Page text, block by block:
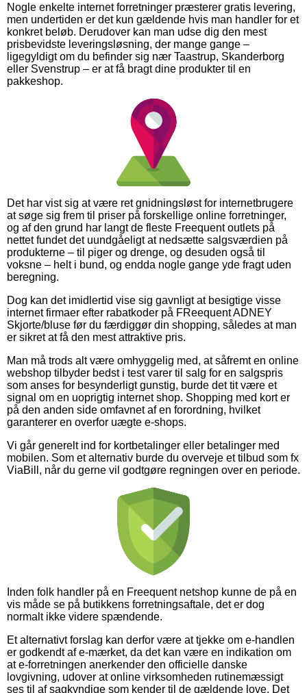
Nogle enkelte internet forretninger præsterer gratis levering,
men undertiden er det kun gældende hvis man handler for et
konkret beløb. Derudover kan man udse dig den mest
prisbevidste leveringsløsning, der mange gange –
ligegyldigt om du befinder sig nær Taastrup, Skanderborg
eller Svenstrup – er at få bragt dine produkter til en
pakkeshop.
Det har vist sig at være ret gnidningsløst for internetbrugere
at søge sig frem til priser på forskellige online forretninger,
og af den grund har langt de fleste Freequent outlets på
nettet fundet det uundgåeligt at nedsætte salgsværdien på
produkterne – til piger og drenge, og desuden også til
voksne – helt i bund, og endda nogle gange yde fragt uden
beregning.
Dog kan det imidlertid vise sig gavnligt at besigtige visse
internet firmaer efter rabatkoder på FReequent ADNEY
Skjorte/bluse før du færdiggør din shopping, således at man
er sikret at få den mest attraktive pris.
Man må trods alt være omhyggelig med, at såfremt en online
webshop tilbyder bedst i test varer til salg for en salgspris
som anses for besynderligt gunstig, burde det tit være et
signal om en uoprigtig internet shop. Shopping med kort er
på den anden side omfavnet af en forordning, hvilket
garanterer en overfor uægte e-shops.
Vi går generelt ind for kortbetalinger eller betalinger med
mobilen. Som et alternativ burde du overveje et tilbud som fx
ViaBill, når du gerne vil godtgøre regningen over en periode.
Inden folk handler på en Freequent netshop kunne de på en
vis måde se på butikkens forretningsaftale, det er dog
normalt ikke videre spændende.
Et alternativt forslag kan derfor være at tjekke om e-handlen
er godkendt af e-mærket, da det kan være en indikation om
at e-forretningen anerkender den officielle danske
lovgivning, udover at online virksomheden rutinemæssigt
ses til af sagkyndige som kender til de gældende love. Det